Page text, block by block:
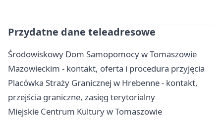
Przydatne dane teleadresowe
Środowiskowy Dom Samopomocy w Tomaszowie
Mazowieckim - kontakt, oferta i procedura przyjęcia
Placówka Straży Granicznej w Hrebenne - kontakt,
przejścia graniczne, zasięg terytorialny
Miejskie Centrum Kultury w Tomaszowie